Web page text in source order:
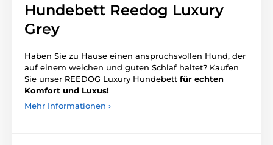
Hundebett Reedog Luxury
Grey
Haben Sie zu Hause einen anspruchsvollen Hund, der
auf einem weichen und guten Schlaf haltet? Kaufen
Sie unser REEDOG Luxury Hundebett für echten
Komfort und Luxus!
Mehr Informationen ›